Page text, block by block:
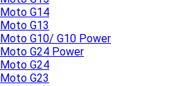
Moto G14
Moto G13
Moto G10/ G10 Power
Moto G24 Power
Moto G24
Moto G23